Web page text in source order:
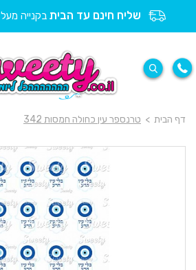
שליח חינם עד הבית בקנייה מעל 299 ₪
דף הבית > טרנספר עין כחולה חמסות 342